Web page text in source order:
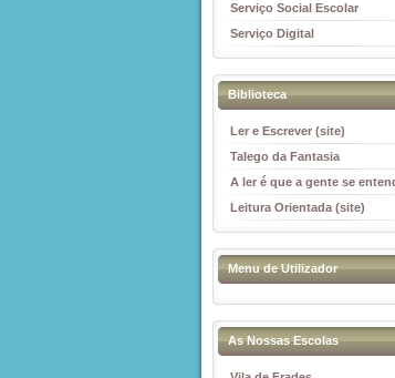
Serviço Social Escolar
Serviço Digital
Biblioteca
Ler e Escrever (site)
Talego da Fantasia
A ler é que a gente se
Leitura Orientada (site)
Menu de Utilizador
As Nossas Escolas